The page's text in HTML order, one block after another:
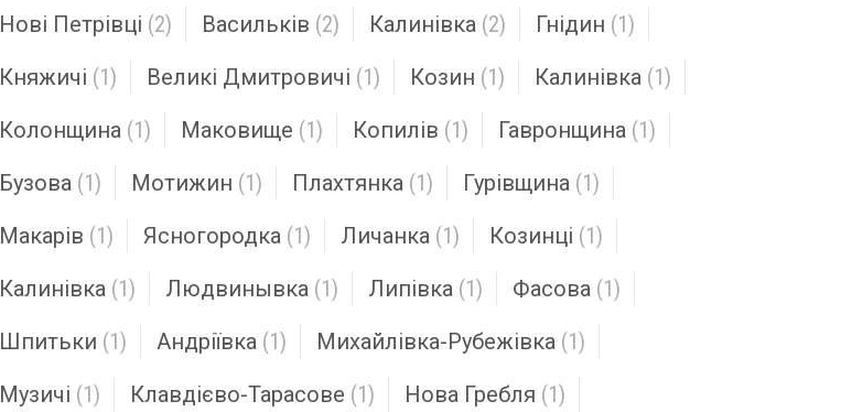
Нові Петрівці (2) Васильків (2) Калинівка (2) Гнідин (1)
Княжичі (1) Великі Дмитровичі (1) Козин (1) Калинівка (1)
Колонщина (1) Маковище (1) Копилів (1) Гавронщина (1)
Бузова (1) Мотижин (1) Плахтянка (1) Гурівщина (1)
Макарів (1) Ясногородка (1) Личанка (1) Козинці (1)
Калинівка (1) Людвинывка (1) Липівка (1) Фасова (1)
Шпитьки (1) Андріївка (1) Михайлівка-Рубежівка (1)
Музичі (1) Клавдієво-Тарасове (1) Нова Гребля (1)